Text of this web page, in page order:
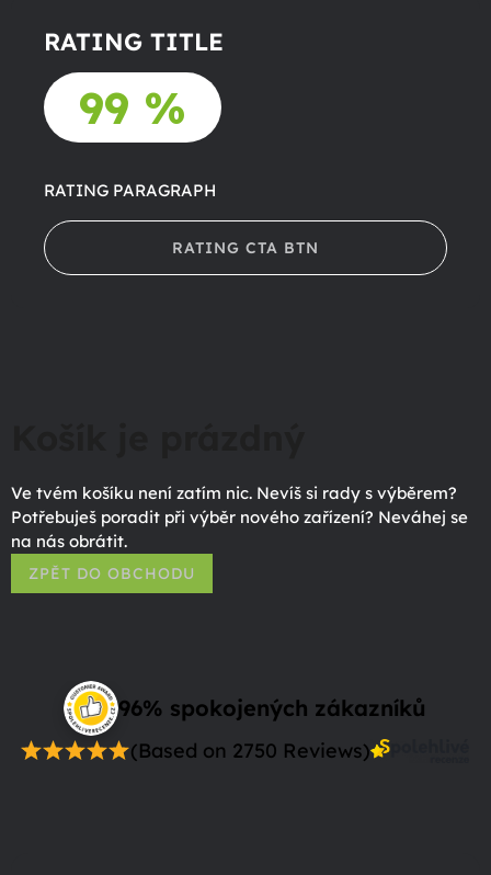
RATING TITLE
99 %
RATING PARAGRAPH
RATING CTA BTN
Ve tvém košíku není zatím nic. Nevíš si rady s výběrem?
Potřebuješ poradit při výběr nového zařízení? Neváhej se
na nás obrátit.
ZPĚT DO OBCHODU
96% spokojených zákazníků
(Based on 2750 Reviews)